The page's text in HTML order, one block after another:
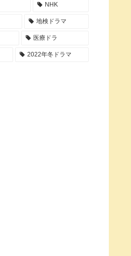
NHK
地検ドラマ
医療ドラ
2022年冬ドラマ